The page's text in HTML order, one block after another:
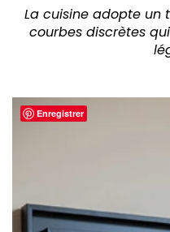
La cuisine adopte un
courbes discrètes
Enregistrer